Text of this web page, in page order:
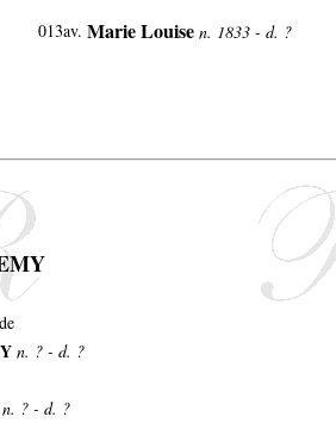
013av. Marie Louise n. 1833 - d. ?
n. ? - d. ?
n. ? - d. ?